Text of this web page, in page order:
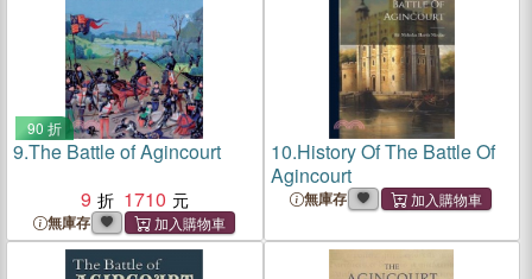
90 折
9.The Battle of Agincourt
9
1710
無庫存
10.History Of The Battle Of
Agincourt
無庫存